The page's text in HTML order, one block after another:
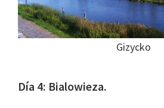
Gizycko
Día 4: Bialowieza.